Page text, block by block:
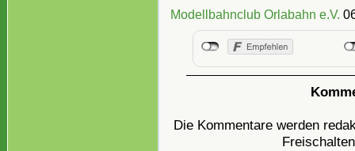
Modellbahnclub Orlabahn e.V.
Die Kommentare werden